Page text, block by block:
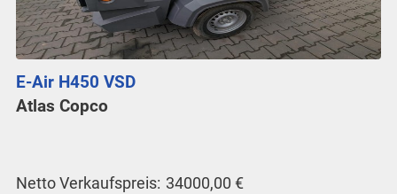
E-Air H450 VSD
Atlas Copco
Netto Verkaufspreis: 34000,00 €